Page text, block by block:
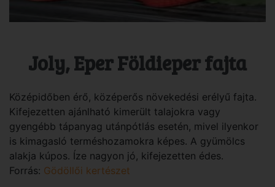
Joly, Eper Földieper fajta
Középidőben érő, középerős növekedési erélyű fajta.
Kifejezetten ajánlható kimerült talajokra vagy
gyengébb tápanyag utánpótlás esetén, mivel ilyenkor
is kimagasló terméshozamokra képes. A gyümölcs
alakja kúpos. Íze nagyon jó, kifejezetten édes.
Forrás: Gödöllői kertészet